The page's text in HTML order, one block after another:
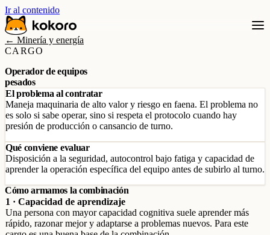
Ir al contenido
← Minería y energía
CARGO
Operador de equipos
pesados
El problema al contratar
Maneja maquinaria de alto valor y riesgo en faena. El problema no
es solo si sabe operar, sino si respeta el protocolo cuando hay
presión de producción o cansancio de turno.
Qué conviene evaluar
Disposición a la seguridad, autocontrol bajo fatiga y capacidad de
aprender la operación específica del equipo antes de subirlo al turno.
Cómo armamos la combinación
1 · Capacidad de aprendizaje
Una persona con mayor capacidad cognitiva suele aprender más
rápido, razonar mejor y adaptarse a problemas nuevos. Para este